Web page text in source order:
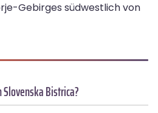
Gebirges südwestlich von
Bistrica?